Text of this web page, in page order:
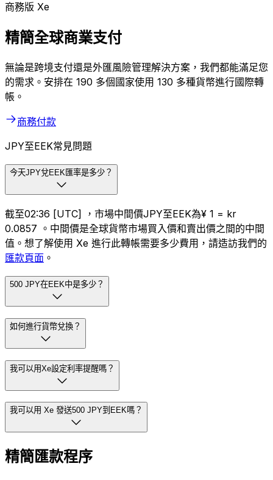
商務版 Xe
精簡全球商業支付
無論是跨境支付還是外匯風險管理解決方案，我們都能滿足您
的需求。安排在 190 多個國家使用 130 多種貨幣進行國際轉
帳。
商務付款
JPY至EEK常見問題
今天JPY兌EEK匯率是多少？
截至02:36 [UTC] ，市場中間價JPY至EEK為¥ 1 = kr
0.0857 。中間價是全球貨幣市場買入價和賣出價之間的中間
值。想了解使用 Xe 進行此轉帳需要多少費用，請造訪我們的
匯款頁面 。
500 JPY在EEK中是多少？
如何進行貨幣兌換？
我可以用Xe設定利率提醒嗎？
我可以用 Xe 發送500 JPY到EEK嗎？
精簡匯款程序